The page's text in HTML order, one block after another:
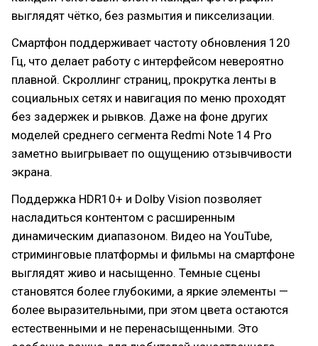
выглядят чётко, без размытия и пикселизации.
Смартфон поддерживает частоту обновления 120
Гц, что делает работу с интерфейсом невероятно
плавной. Скроллинг страниц, прокрутка ленты в
социальных сетях и навигация по меню проходят
без задержек и рывков. Даже на фоне других
моделей среднего сегмента Redmi Note 14 Pro
заметно выигрывает по ощущению отзывчивости
экрана.
Поддержка HDR10+ и Dolby Vision позволяет
насладиться контентом с расширенным
динамическим диапазоном. Видео на YouTube,
стриминговые платформы и фильмы на смартфоне
выглядят живо и насыщенно. Темные сцены
становятся более глубокими, а яркие элементы —
более выразительными, при этом цвета остаются
естественными и не перенасыщенными. Это